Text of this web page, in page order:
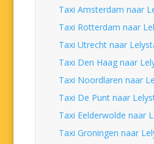
Taxi Amsterdam naar
Taxi Rotterdam naar
Taxi Utrecht naar
Taxi Den Haag naar
Taxi Noordlaren naar
Taxi De Punt naar
Taxi Eelderwolde naar
Taxi Groningen naar